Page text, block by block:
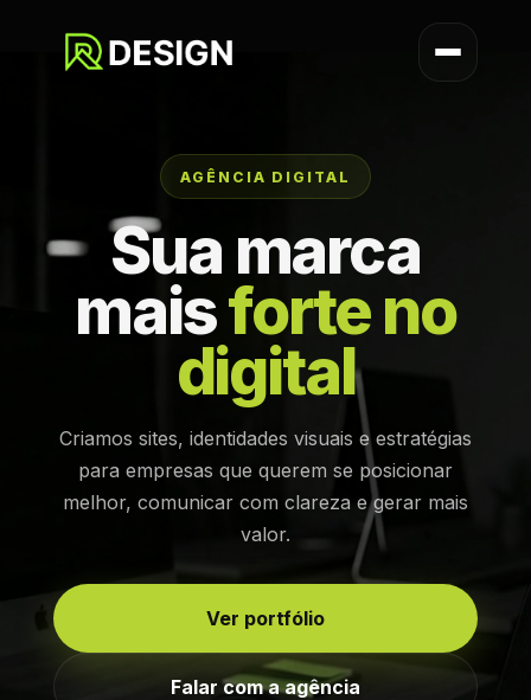
AGÊNCIA DIGITAL
Sua marca
maisforte no
digital
Criamos sites, identidades visuais e estratégias
para empresas que querem se posicionar
melhor, comunicar com clareza e gerar mais
valor.
Ver portfólio
Falar com a agência